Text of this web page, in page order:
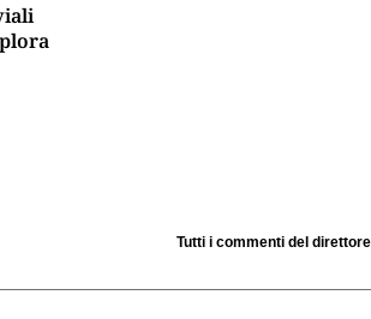
Tutti i commenti del direttore